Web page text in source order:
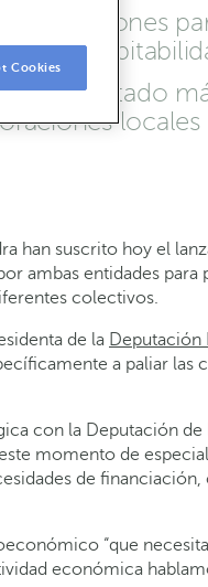
inversiones
de la
ha inyectado
locales
han suscrito hoy el
ambas entidades para
colectivos.
de la Deputación
a paliar las
con la Deputación
momento de
de
“que
económica
Cookies